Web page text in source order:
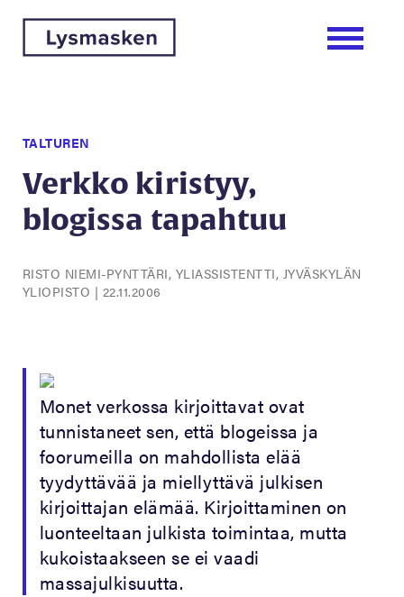
TALTUREN
Verkko kiristyy,
blogissa tapahtuu
RISTO NIEMI-PYNTTÄRI, YLIASSISTENTTI, JYVÄSKYLÄN
YLIOPISTO | 22.11.2006
Monet verkossa kirjoittavat ovat
tunnistaneet sen, että blogeissa ja
foorumeilla on mahdollista elää
tyydyttävää ja miellyttävä julkisen
kirjoittajan elämää. Kirjoittaminen on
luonteeltaan julkista toimintaa, mutta
kukoistaakseen se ei vaadi
massajulkisuutta.